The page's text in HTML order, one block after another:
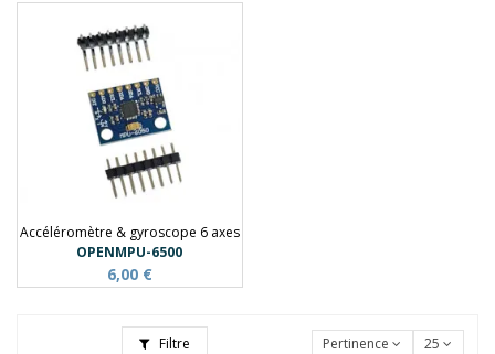
Accéléromètre & gyroscope 6 axes
OPENMPU-6500
6,00 €
Filtre Pertinence 25